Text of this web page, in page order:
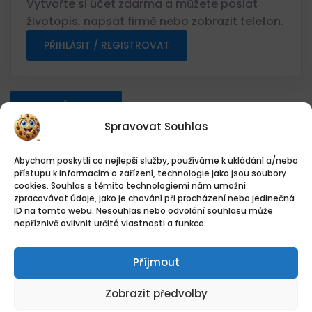
Spravovat Souhlas
Abychom poskytli co nejlepší služby, používáme k ukládání a/nebo
přístupu k informacím o zařízení, technologie jako jsou soubory
cookies. Souhlas s těmito technologiemi nám umožní
zpracovávat údaje, jako je chování při procházení nebo jedinečná
ID na tomto webu. Nesouhlas nebo odvolání souhlasu může
nepříznivě ovlivnit určité vlastnosti a funkce.
Příjmout
Zobrazit předvolby
Vytvořte si účet zdarma a můžete poslat
životopis, napsat firmě nebo zobrazit telefon.
PŘIHLÁSIT / REGISTROVAT
SDÍLET
Vytisknout informace o pozici
Přehled práce
Datum zveřejnění
Umístění
TTPH&HH s.r.o. (1), K Hájku, Nová